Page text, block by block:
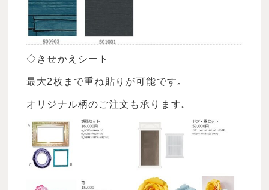
◇きせかえシート
最大2枚まで重ね貼りが可能です｡
オリジナル柄のご注文も承ります｡